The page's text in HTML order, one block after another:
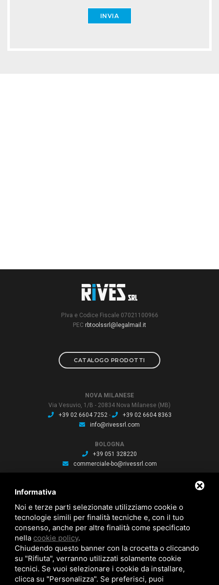
P.Iva e Codice Fiscale 07021100966
PEC rbtoolssrl@legalmail.it
CATALOGO PRODOTTI
NOVA MILANESE
Via Vesuvio, 1/B - 20834 Nova Milanese (MB)
+39 02 6604 7252-
+39 02 6604 8363
info@rivessrl.com
BOLOGNA
+39 051 328220
commerciale-bo@rivessrl.com
commerciale-pn@rivessrl.com
ULTIME NEWS
Nuova BP smart installata: Nuova BP smart installata
Nuova bussola Agathon: Nuova bussola Agathon per stampaggio
plastica
Brochure saldatura: Brochure saldatura Lase one WS fili per saldatura
Informativa
Noi e terze parti selezionate utilizziamo cookie o
tecnologie simili per finalità tecniche e, con il tuo
consenso, anche per altre finalità come specificato
nella cookie policy.
Chiudendo questo banner con la crocetta o cliccando
su "Rifiuta", verranno utilizzati solamente cookie
tecnici. Se vuoi selezionare i cookie da installare,
clicca su "Personalizza". Se preferisci, puoi